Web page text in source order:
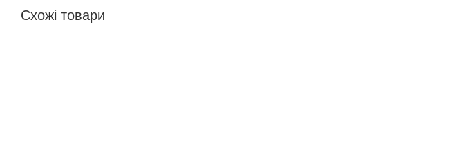
Схожі товари